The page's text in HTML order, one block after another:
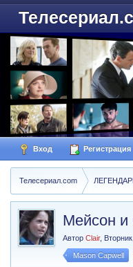
Вход Регистрация
Телесериал.com
Мейсон
АвторClair,
Mason Capwell